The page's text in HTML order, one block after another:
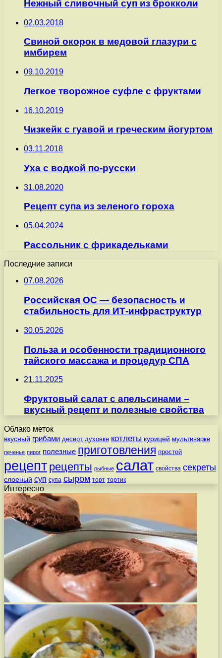
Нежный сливочный суп из брокколи
02.03.2018
Свиной окорок в медовой глазури с
имбирем
09.10.2019
Легкое творожное суфле с фруктами
16.10.2019
Чизкейк с гуавой и греческим йогуртом
03.11.2018
Уха с водкой по-русски
31.08.2020
Рецепт супа из зеленого гороха
05.04.2024
Рассольник с фрикадельками
Последние записи
07.08.2026
Российская ОС — безопасность и
стабильность для ИТ-инфраструктур
30.05.2026
Польза и особенности традиционного
тайского массажа и процедур СПА
21.11.2025
Фруктовый салат с апельсинами –
вкусный рецепт и полезные свойства
Облако меток
вкусный грибами десерт духовке котлеты курицей мультиварке
печенье пирог полезные приготовления простой
рецепт рецепты рыбные салат свойства секреты
слоеный суп супа сыром торт тортик
Интересно